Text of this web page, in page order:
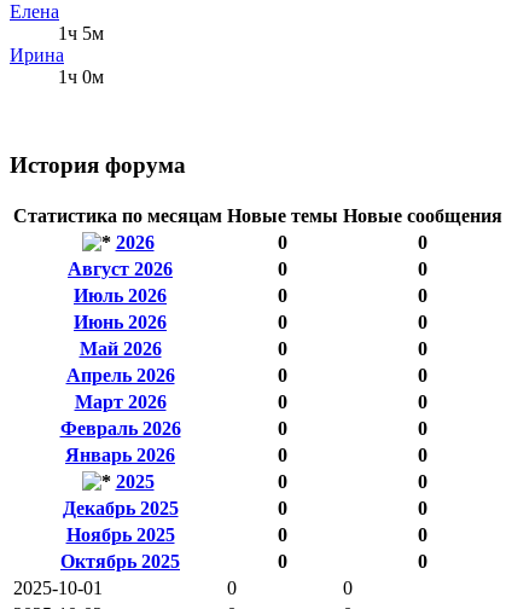
Елена
1ч 5м
Ирина
1ч 0м
История форума
Статистика по месяцам Новые темы Новые сообщения
2026
0 0
Август 2026
0 0
Июль 2026
0 0
Июнь 2026
0 0
Май 2026
0 0
Апрель 2026
0 0
Март 2026
0 0
Февраль 2026
0 0
Январь 2026
0 0
2025
0 0
Декабрь 2025
0 0
Ноябрь 2025
0 0
Октябрь 2025
0 0
2025-10-01
0 0